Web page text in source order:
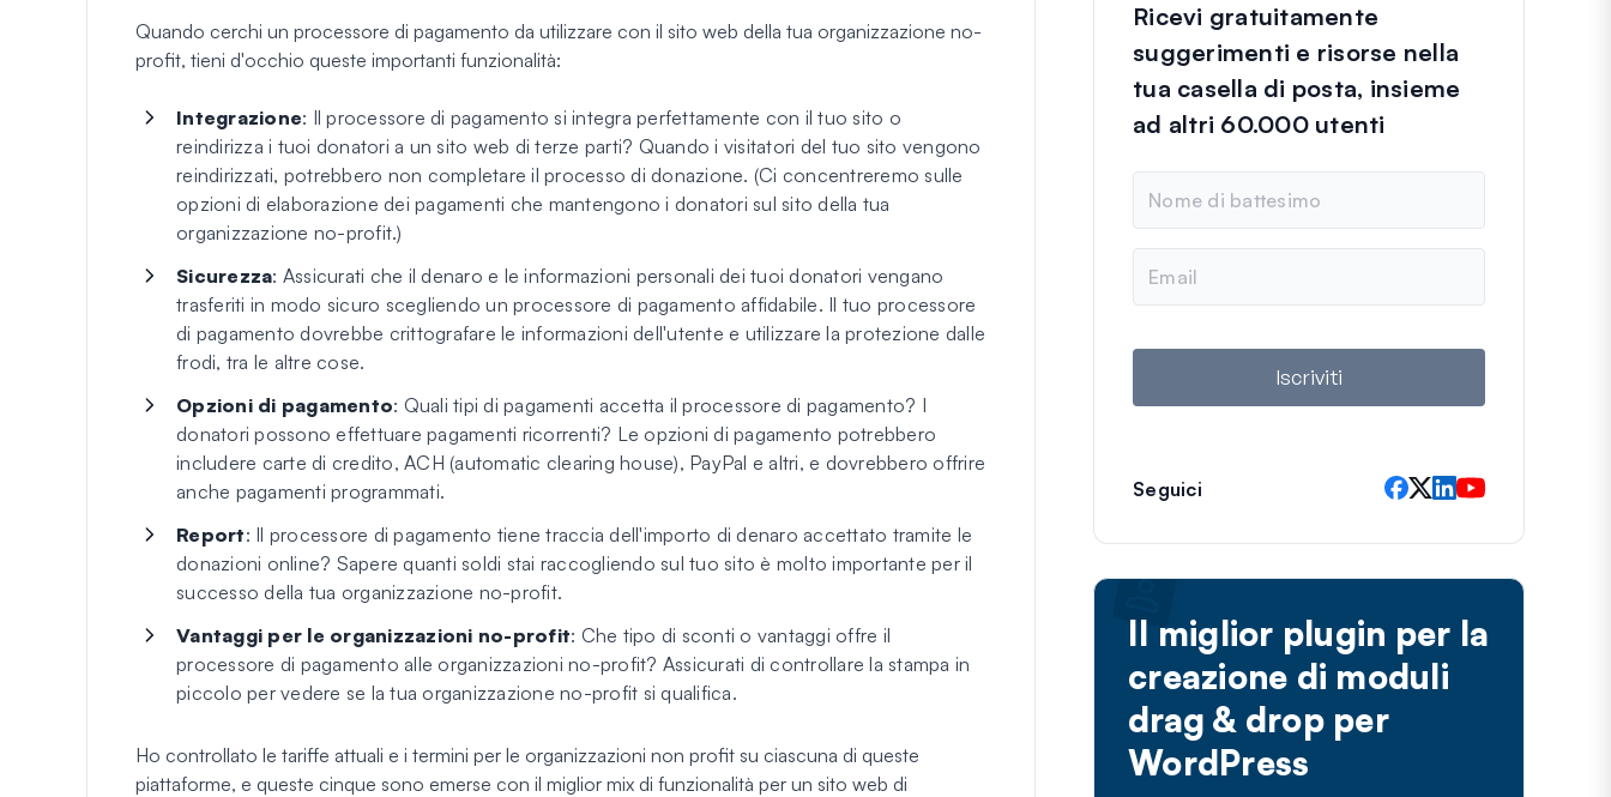
Quando cerchi un processore di pagamento da utilizzare con il sito web della tua organizzazione no-
profit, tieni d'occhio queste importanti funzionalità:
Integrazione: Il processore di pagamento si integra perfettamente con il tuo sito o
reindirizza i tuoi donatori a un sito web di terze parti? Quando i visitatori del tuo sito vengono
reindirizzati, potrebbero non completare il processo di donazione. (Ci concentreremo sulle
opzioni di elaborazione dei pagamenti che mantengono i donatori sul sito della tua
organizzazione no-profit.)
Sicurezza: Assicurati che il denaro e le informazioni personali dei tuoi donatori vengano
trasferiti in modo sicuro scegliendo un processore di pagamento affidabile. Il tuo processore
di pagamento dovrebbe crittografare le informazioni dell'utente e utilizzare la protezione dalle
frodi, tra le altre cose.
Opzioni di pagamento: Quali tipi di pagamenti accetta il processore di pagamento? I
donatori possono effettuare pagamenti ricorrenti? Le opzioni di pagamento potrebbero
includere carte di credito, ACH (automatic clearing house), PayPal e altri, e dovrebbero offrire
anche pagamenti programmati.
Report: Il processore di pagamento tiene traccia dell'importo di denaro accettato tramite le
donazioni online? Sapere quanti soldi stai raccogliendo sul tuo sito è molto importante per il
successo della tua organizzazione no-profit.
Vantaggi per le organizzazioni no-profit: Che tipo di sconti o vantaggi offre il
processore di pagamento alle organizzazioni no-profit? Assicurati di controllare la stampa in
piccolo per vedere se la tua organizzazione no-profit si qualifica.
Ho controllato le tariffe attuali e i termini per le organizzazioni non profit su ciascuna di queste
piattaforme, e queste cinque sono emerse con il miglior mix di funzionalità per un sito web di
Ricevi gratuitamente
suggerimenti e risorse nella
tua casella di posta, insieme
ad altri 60.000 utenti
m
e
a
l
Iscriviti
Seguici
Il miglior plugin per la
creazione di moduli
drag & drop per
WordPress